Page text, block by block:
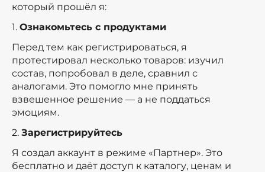
который прошёл я:
1. Ознакомьтесь с продуктами
Перед тем как регистрироваться, я
протестировал несколько товаров: изучил
состав, попробовал в деле, сравнил с
аналогами. Это помогло мне принять
взвешенное решение — а не поддаться
эмоциям.
2. Зарегистрируйтесь
Я создал аккаунт в режиме «Партнер». Это
бесплатно и даёт доступ к каталогу, ценам и